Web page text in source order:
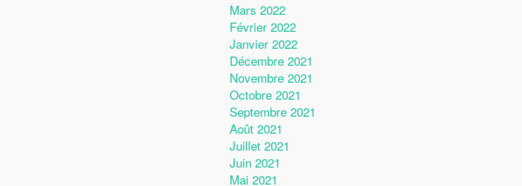
Mars 2022
Février 2022
Janvier 2022
Décembre 2021
Novembre 2021
Octobre 2021
Septembre 2021
Août 2021
Juillet 2021
Juin 2021
Mai 2021